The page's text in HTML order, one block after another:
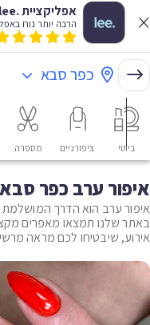
אפליקציית .lee
הרבה יותר נוח
כפר סבא
ביוטי ציפורניים מספרה
איפור ערב כפר סבא
איפור ערב הוא הדרך
באתר שלנו תמצאו מאפרים
אירוע, שיבטיחו לכם מראה